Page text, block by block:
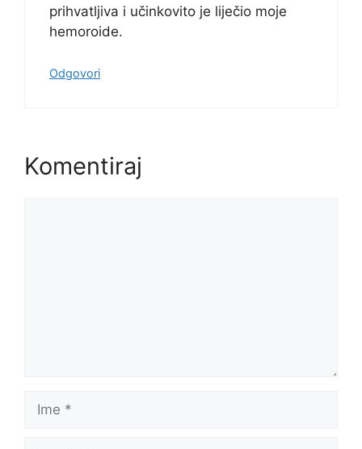
prihvatljiva i učinkovito je liječio moje
hemoroide.
Odgovori
Komentiraj
Ime